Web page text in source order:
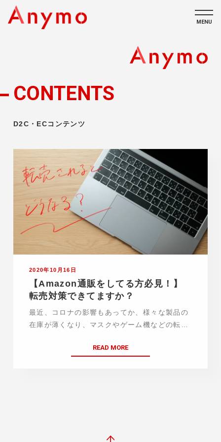
私たちについて
CONTACT
MENU
CONTENTS
D2C・ECコンテンツ
2020年10月16日
【Amazon通販をしてる方必見！】
転売対策できてますか？
最近、コロナの影響もあってか、様々な製品の
在庫が薄くなり、マスクやゲーム機などの転売
ね。 Amazonなどの通販を行っているあなた
READ MORE